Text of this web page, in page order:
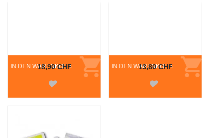
IN DEN WARENKORB
18,90 CHF IN DEN WARENKORB
13,80 CHF